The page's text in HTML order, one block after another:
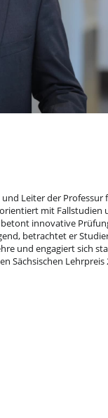
und Leiter der
mit Fallstudien
innovative
betrachtet er
und engagiert sich
Sächsischen Lehrpreis